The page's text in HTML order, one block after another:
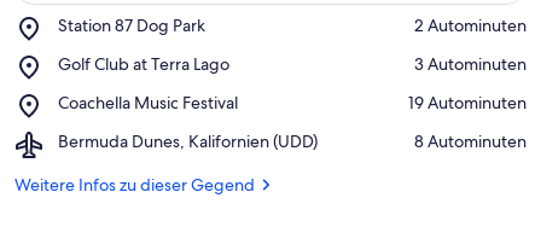
Station 87 Dog Park
Place,
87
Park
‪2 Autominuten‬
Golf Club at Terra Lago
Place,
Club
Terra
‪3 Autominuten‬
Coachella Music Festival
Place,
Music
‪19 Autominuten‬
Bermuda Dunes, Kalifornien (UDD)
Airport,
Dunes,
‪8 Autominuten‬
Weitere Infos zu dieser Gegend